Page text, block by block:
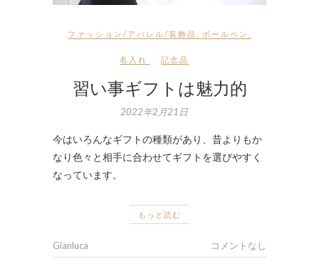
ファッション/アパレル/装飾品 ボールペン
名入れ 記念品
習い事ギフトは魅力的
2022年2月21日
今はいろんなギフトの種類があり、昔よりもか
なり色々と相手に合わせてギフトを選びやすく
なっています。
もっと読む
Gianluca コメントなし